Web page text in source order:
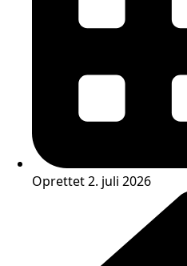
Oprettet 2. juli 2026